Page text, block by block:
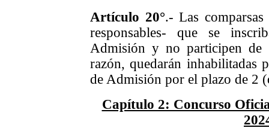
Artículo 20°.- Las
responsables- que se
Admisión y no participen de
razón, quedarán inhabilitadas
de Admisión por el plazo de 2
Capítulo 2: Concurso